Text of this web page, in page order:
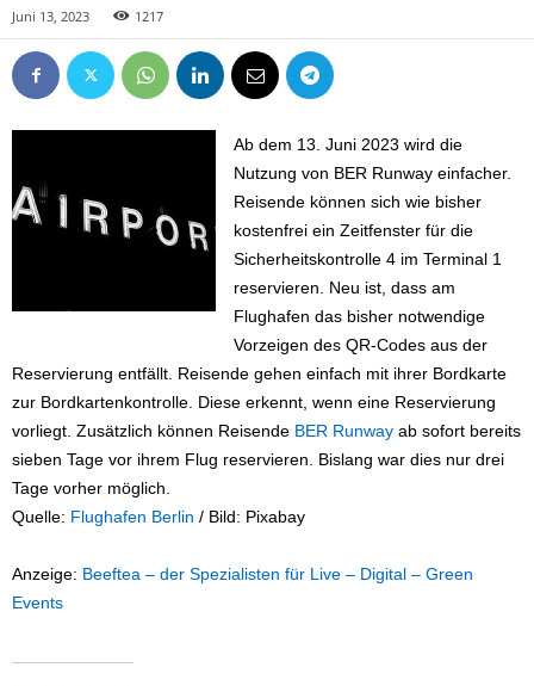
Juni 13, 2023 1217
Ab dem 13. Juni 2023 wird die
Nutzung von BER Runway einfacher.
Reisende können sich wie bisher
kostenfrei ein Zeitfenster für die
Sicherheitskontrolle 4 im Terminal 1
reservieren. Neu ist, dass am
Flughafen das bisher notwendige
Vorzeigen des QR-Codes aus der
Reservierung entfällt. Reisende gehen einfach mit ihrer Bordkarte
zur Bordkartenkontrolle. Diese erkennt, wenn eine Reservierung
vorliegt. Zusätzlich können Reisende BER Runway ab sofort bereits
sieben Tage vor ihrem Flug reservieren. Bislang war dies nur drei
Tage vorher möglich.
Quelle: Flughafen Berlin / Bild: Pixabay
Anzeige: Beeftea – der Spezialisten für Live – Digital – Green
Events